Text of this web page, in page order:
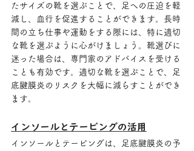
たサイズの靴を選ぶことで、足への圧迫を軽
減し、血行を促進することができます。長時
間の立ち仕事や運動をする際には、特に適切
な靴を選ぶように心がけましょう。靴選びに
迷った場合は、専門家のアドバイスを受ける
ことも有効です。適切な靴を選ぶことで、足
底腱膜炎のリスクを大幅に減らすことができ
ます。
インソールとテーピングの活用
インソールとテーピングは、足底腱膜炎の予